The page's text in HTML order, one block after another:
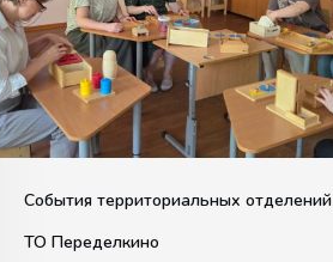
События территориальных отделений
ТО Переделкино